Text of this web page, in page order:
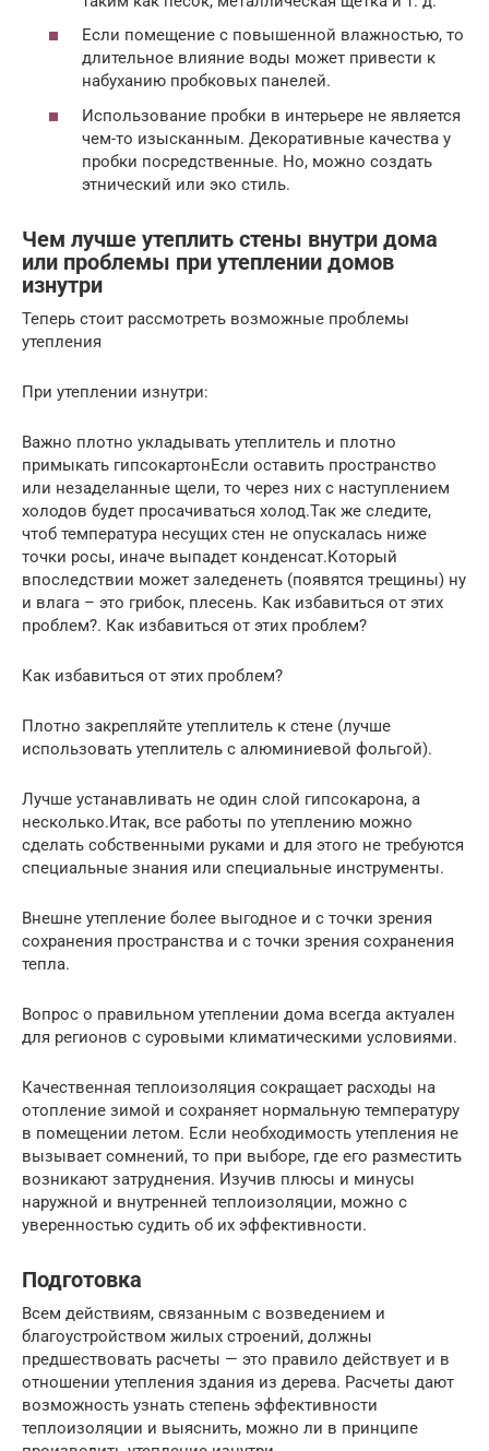
Если помещение с повышенной влажностью, то
длительное влияние воды может привести к
набуханию пробковых панелей.
Использование пробки в интерьере не является
чем-то изысканным. Декоративные качества у
пробки посредственные. Но, можно создать
этнический или эко стиль.
Чем лучше утеплить стены внутри дома
или проблемы при утеплении домов
изнутри
Теперь стоит рассмотреть возможные проблемы
утепления
При утеплении изнутри:
Важно плотно укладывать утеплитель и плотно
примыкать гипсокартонЕсли оставить пространство
или незаделанные щели, то через них с наступлением
холодов будет просачиваться холод.Так же следите,
чтоб температура несущих стен не опускалась ниже
точки росы, иначе выпадет конденсат.Который
впоследствии может заледенеть (появятся трещины) ну
и влага – это грибок, плесень. Как избавиться от этих
проблем?. Как избавиться от этих проблем?
Как избавиться от этих проблем?
Плотно закрепляйте утеплитель к стене (лучше
использовать утеплитель с алюминиевой фольгой).
Лучше устанавливать не один слой гипсокарона, а
несколько.Итак, все работы по утеплению можно
сделать собственными руками и для этого не требуются
специальные знания или специальные инструменты.
Внешне утепление более выгодное и с точки зрения
сохранения пространства и с точки зрения сохранения
тепла.
Вопрос о правильном утеплении дома всегда актуален
для регионов с суровыми климатическими условиями.
Качественная теплоизоляция сокращает расходы на
отопление зимой и сохраняет нормальную температуру
в помещении летом. Если необходимость утепления не
вызывает сомнений, то при выборе, где его разместить
возникают затруднения. Изучив плюсы и минусы
наружной и внутренней теплоизоляции, можно с
уверенностью судить об их эффективности.
Подготовка
Всем действиям, связанным с возведением и
благоустройством жилых строений, должны
предшествовать расчеты — это правило действует и в
отношении утепления здания из дерева. Расчеты дают
возможность узнать степень эффективности
теплоизоляции и выяснить, можно ли в принципе